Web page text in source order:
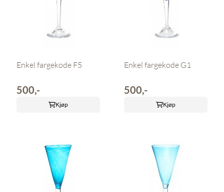
Enkel fargekode F5
500,-
Kjøp
Enkel fargekode G1
500,-
Kjøp